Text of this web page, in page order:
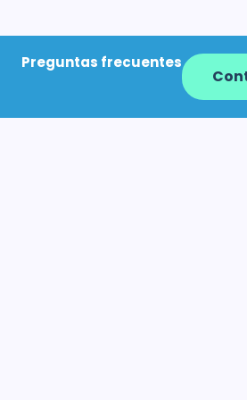
Preguntas frecuentes